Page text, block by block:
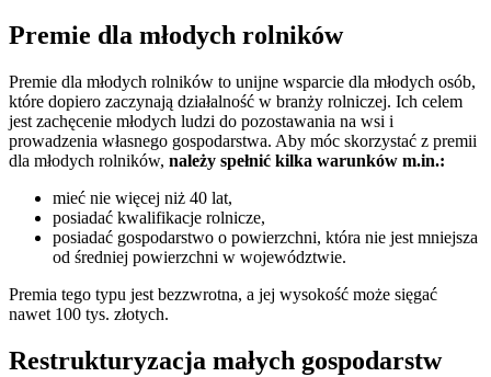
Premie dla młodych rolników
Premie dla młodych rolników to unijne wsparcie dla młodych osób,
które dopiero zaczynają działalność w branży rolniczej. Ich celem
jest zachęcenie młodych ludzi do pozostawania na wsi i
prowadzenia własnego gospodarstwa. Aby móc skorzystać z premii
dla młodych rolników, należy spełnić kilka warunków m.in.:
mieć nie więcej niż 40 lat,
posiadać kwalifikacje rolnicze,
posiadać gospodarstwo o powierzchni, która nie jest mniejsza
od średniej powierzchni w województwie.
Premia tego typu jest bezzwrotna, a jej wysokość może sięgać
nawet 100 tys. złotych.
Restrukturyzacja małych gospodarstw